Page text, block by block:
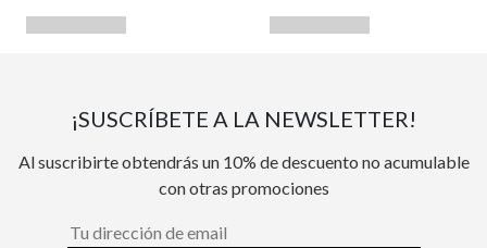
¡SUSCRÍBETE A LA NEWSLETTER!
Al suscribirte obtendrás un 10% de descuento no acumulable
con otras promociones